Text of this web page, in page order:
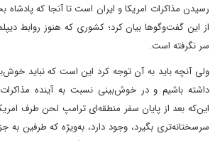
رسیدن مذاکرات امریکا و ایران است تا آنجا که پادشاه
از این گفت‌وگوها بیان کرد؛ کشوری که هنوز روابط
سر نگرفته است.
ولی آنچه باید به آن توجه کرد این است که نباید
داشته باشیم و در خوش‌بینی نسبت به آینده مذاکرات
این‌که بعد از پایان سفر منطقه‌ای ترامپ لحن طرف
سرسختانه‌تری بگیرد، وجود دارد، به‌ویژه که طرفین به